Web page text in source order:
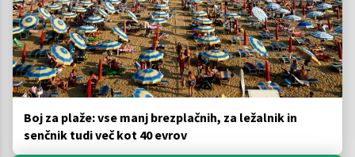
Boj za plaže: vse manj brezplačnih, za ležalnik in
senčnik tudi več kot 40 evrov